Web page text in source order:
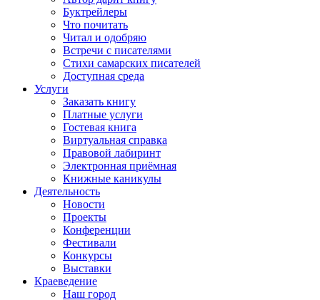
Буктрейлеры
Что почитать
Читал и одобряю
Встречи с писателями
Стихи самарских писателей
Доступная среда
Услуги
Заказать книгу
Платные услуги
Гостевая книга
Виртуальная справка
Правовой лабиринт
Электронная приёмная
Книжные каникулы
Деятельность
Новости
Проекты
Конференции
Фестивали
Конкурсы
Выставки
Краеведение
Наш город